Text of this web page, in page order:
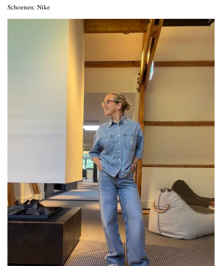
Schoenen: Nike